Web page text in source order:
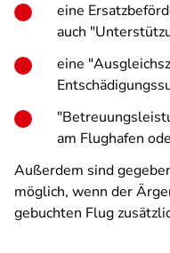
eine
auch
eine
am Flughafen
Außerdem sind
möglich, wenn der
gebuchten Flug